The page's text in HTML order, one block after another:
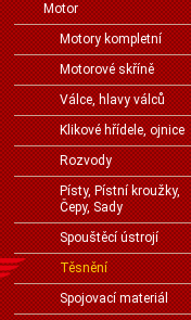
Motor
Motory kompletní
Motorové skříně
Válce, hlavy válců
Klikové hřídele, ojnice
Rozvody
Písty, Pístní kroužky,
Čepy, Sady
Spouštěcí ústrojí
Těsnění
Spojovací materiál